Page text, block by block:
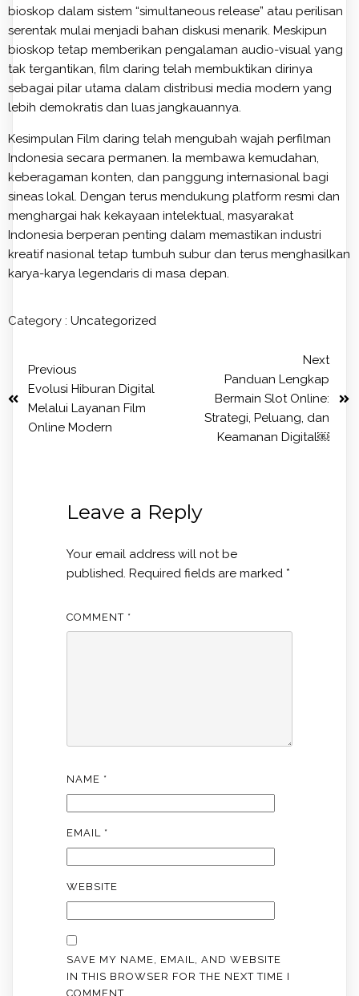
bioskop dalam sistem “simultaneous release” atau perilisan
serentak mulai menjadi bahan diskusi menarik. Meskipun
bioskop tetap memberikan pengalaman audio-visual yang
tak tergantikan, film daring telah membuktikan dirinya
sebagai pilar utama dalam distribusi media modern yang
lebih demokratis dan luas jangkauannya.
Kesimpulan Film daring telah mengubah wajah perfilman
Indonesia secara permanen. Ia membawa kemudahan,
keberagaman konten, dan panggung internasional bagi
sineas lokal. Dengan terus mendukung platform resmi dan
menghargai hak kekayaan intelektual, masyarakat
Indonesia berperan penting dalam memastikan industri
kreatif nasional tetap tumbuh subur dan terus menghasilkan
karya-karya legendaris di masa depan.
Category : Uncategorized
Previous
Evolusi Hiburan Digital
Melalui Layanan Film
Online Modern
Next
Panduan Lengkap
Bermain Slot Online:
Strategi, Peluang, dan
Keamanan Digital￼
Leave a Reply
Your email address will not be
published. Required fields are marked *
COMMENT *
NAME *
EMAIL *
WEBSITE
SAVE MY NAME, EMAIL, AND WEBSITE
IN THIS BROWSER FOR THE NEXT TIME I
COMMENT.